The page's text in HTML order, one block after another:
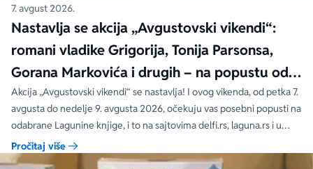
7. avgust 2026.
Nastavlja se akcija „Avgustovski vikendi“:
romani vladike Grigorija, Tonija Parsonsa,
Gorana Markovića i drugih – na popustu od
čak 40, 50 i 60%
Akcija „Avgustovski vikendi“ se nastavlja! I ovog vikenda, od petka 7.
avgusta do nedelje 9. avgusta 2026, očekuju vas posebni popusti na
odabrane Lagunine knjige, i to na sajtovima delfi.rs, laguna.rs i u
svim Delfi knjižarama.
Pročitaj više